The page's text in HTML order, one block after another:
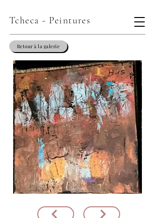
Tcheca - Peintures
Retour à la galerie